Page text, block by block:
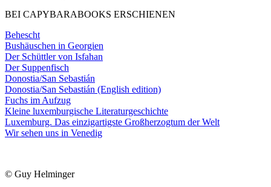
BEI CAPYBARABOOKS ERSCHIENEN
Behescht
Bushäuschen in Georgien
Der Schüttler von Isfahan
Der Suppenfisch
Donostia/San Sebastián
Donostia/San Sebastián (English edition)
Fuchs im Aufzug
Kleine luxemburgische Literaturgeschichte
Luxemburg. Das einzigartigste Großherzogtum der Welt
Wir sehen uns in Venedig
© Guy Helminger